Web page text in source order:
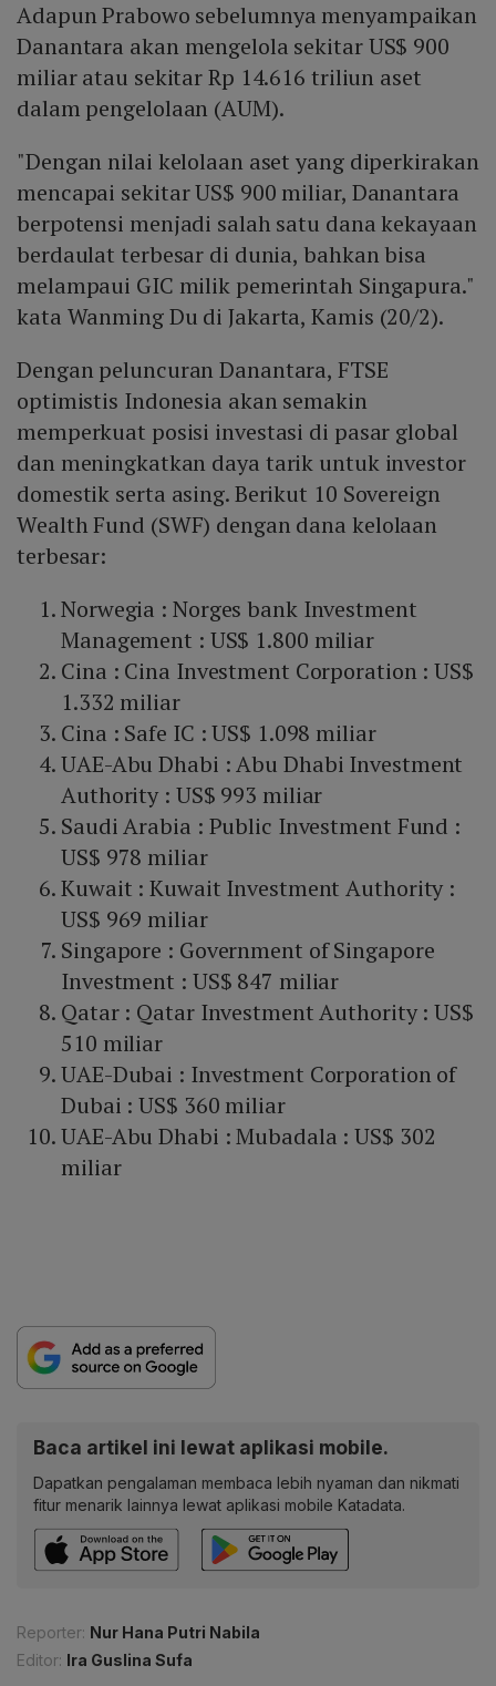
Adapun Prabowo sebelumnya menyampaikan
Danantara akan mengelola sekitar US$ 900
miliar atau sekitar Rp 14.616 triliun aset
dalam pengelolaan (AUM).
"Dengan nilai kelolaan aset yang diperkirakan
mencapai sekitar US$ 900 miliar, Danantara
berpotensi menjadi salah satu dana kekayaan
berdaulat terbesar di dunia, bahkan bisa
melampaui GIC milik pemerintah Singapura."
kata Wanming Du di Jakarta, Kamis (20/2).
Dengan peluncuran Danantara, FTSE
optimistis Indonesia akan semakin
memperkuat posisi investasi di pasar global
dan meningkatkan daya tarik untuk investor
domestik serta asing. Berikut 10 Sovereign
Wealth Fund (SWF) dengan dana kelolaan
terbesar:
Norwegia : Norges bank Investment
Management : US$ 1.800 miliar
Cina : Cina Investment Corporation : US$
1.332 miliar
Cina : Safe IC : US$ 1.098 miliar
UAE-Abu Dhabi : Abu Dhabi Investment
Authority : US$ 993 miliar
Saudi Arabia : Public Investment Fund :
US$ 978 miliar
Kuwait : Kuwait Investment Authority :
US$ 969 miliar
Singapore : Government of Singapore
Investment : US$ 847 miliar
Qatar : Qatar Investment Authority : US$
510 miliar
UAE-Dubai : Investment Corporation of
Dubai : US$ 360 miliar
UAE-Abu Dhabi : Mubadala : US$ 302
miliar
Baca artikel ini lewat aplikasi mobile.
Dapatkan pengalaman membaca lebih nyaman dan nikmati
fitur menarik lainnya lewat aplikasi mobile Katadata.
Reporter: Nur Hana Putri Nabila
Editor: Ira Guslina Sufa